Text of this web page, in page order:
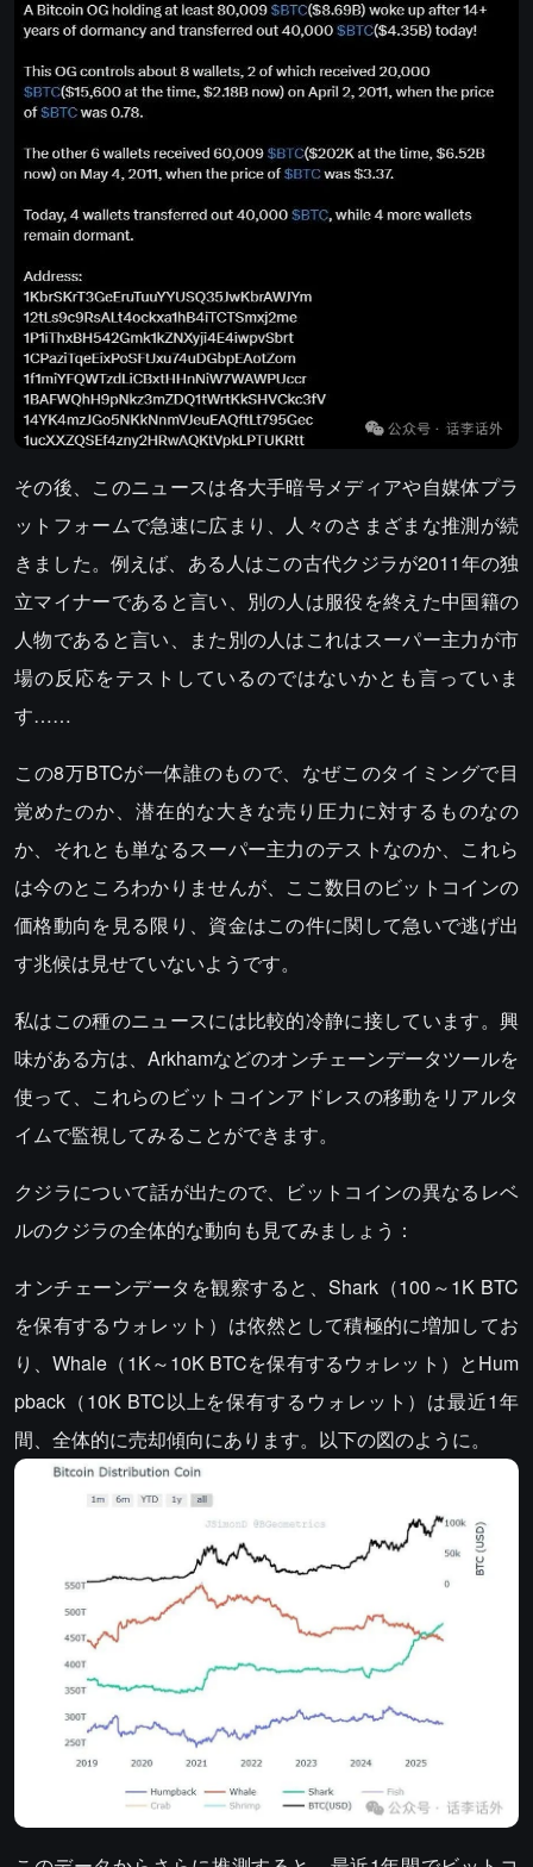
その後、このニュースは各大手暗号メディアや自媒体プラ
ットフォームで急速に広まり、人々のさまざまな推測が続
きました。例えば、ある人はこの古代クジラが2011年の独
立マイナーであると言い、別の人は服役を終えた中国籍の
人物であると言い、また別の人はこれはスーパー主力が市
場の反応をテストしているのではないかとも言っていま
す……
この8万BTCが一体誰のもので、なぜこのタイミングで目
覚めたのか、潜在的な大きな売り圧力に対するものなの
か、それとも単なるスーパー主力のテストなのか、これら
は今のところわかりませんが、ここ数日のビットコインの
価格動向を見る限り、資金はこの件に関して急いで逃げ出
す兆候は見せていないようです。
私はこの種のニュースには比較的冷静に接しています。興
味がある方は、Arkhamなどのオンチェーンデータツールを
使って、これらのビットコインアドレスの移動をリアルタ
イムで監視してみることができます。
クジラについて話が出たので、ビットコインの異なるレベ
ルのクジラの全体的な動向も見てみましょう：
オンチェーンデータを観察すると、Shark（100～1K BTC
を保有するウォレット）は依然として積極的に増加してお
り、Whale（1K～10K BTCを保有するウォレット）とHum
pback（10K BTC以上を保有するウォレット）は最近1年
間、全体的に売却傾向にあります。以下の図のように。